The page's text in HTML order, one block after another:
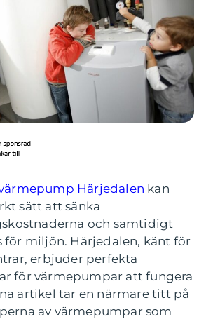
Härjedalen kan
sätt att sänka
och samtidigt
för miljön. Härjedalen, känt för
erbjuder perfekta
för värmepumpar att fungera
artikel tar en närmare titt på
av värmepumpar som